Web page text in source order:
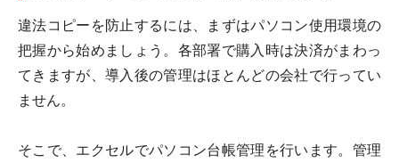
違法コピーを防止するには、まずはパソコン使用環境の
把握から始めましょう。各部署で購入時は決済がまわっ
てきますが、導入後の管理はほとんどの会社で行ってい
ません。
そこで、エクセルでパソコン台帳管理を行います。管理